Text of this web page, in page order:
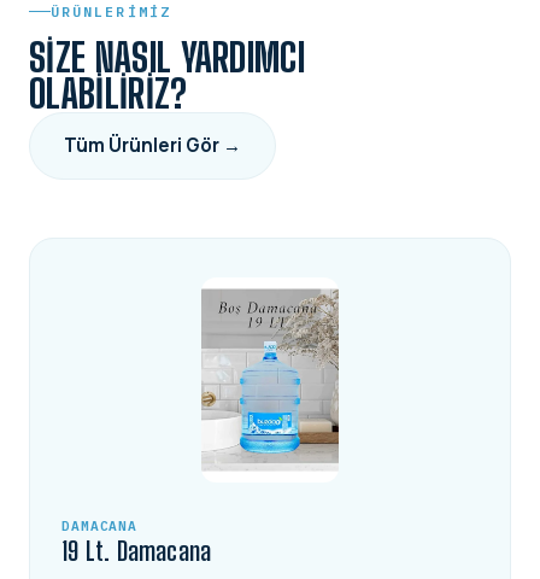
ÜRÜNLERIMIZ
SIZE NASIL YARDIMCI
OLABILIRIZ?
Tüm Ürünleri Gör →
DAMACANA
19 Lt. Damacana